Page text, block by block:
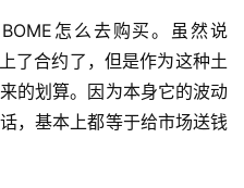
怎么去购买。虽然说
了合约了，但是作为这种土
的划算。因为本身它的波动
，基本上都等于给市场送钱